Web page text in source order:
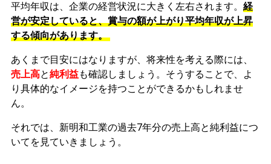
平均年収は、企業の経営状況に大きく左右されます。 経
営が安定していると、賞与の額が上がり平均年収が上昇
する傾向があります。
あくまで目安にはなりますが、将来性を考える際には、
売上高と純利益も確認しましょう。そうすることで、よ
り具体的なイメージを持つことができるかもしれませ
ん。
それでは、新明和工業の過去7年分の売上高と純利益につ
いてを見ていきましょう。